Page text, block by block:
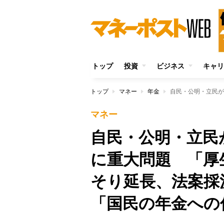
トップ 投資 ビジネス キャ
トップ マネー 年金
マネー
自民・公明・立
に重大問題 「厚
そり延長、法案
「国民の年金へ